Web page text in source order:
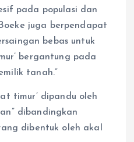
pada populasi dan
juga berpendapat
bebas untuk
bergantung pada
tanah.”
timur’ dipandu oleh
dibandingkan
dibentuk oleh akal